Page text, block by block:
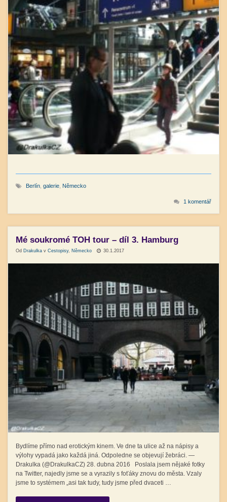
Berlín galerie Německo
1 komentář
Mé soukromé TOH tour – díl 3. Hamburg
Od Drakulka v Cestopisy, Německo 30.1.2017
Bydlíme přímo nad erotickým kinem. Ve dne ta ulice až na nápisy a
výlohy vypadá jako každá jiná. Odpoledne se objevují žebráci. —
Drakulka (@DrakulkaCZ) 28. dubna 2016 Poslala jsem nějaké fotky
na Twitter, najedly jsme se a vyrazily s foťáky znovu do města. Vzaly
jsme to systémem „asi tak tudy, tudy jsme před dvaceti …